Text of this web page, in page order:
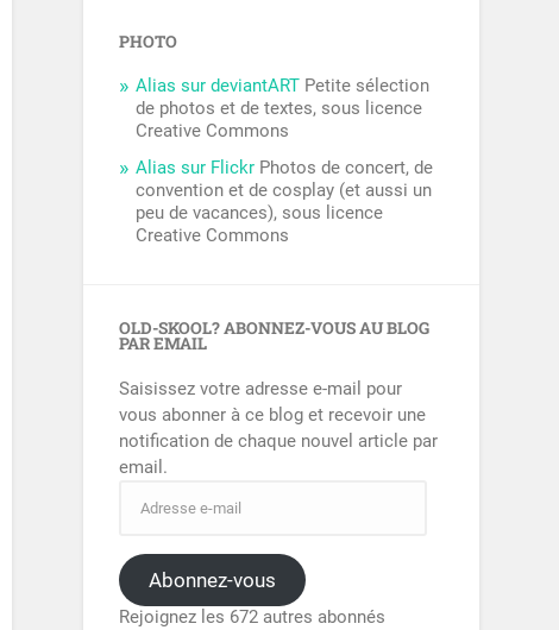
PHOTO
Alias sur deviantART Petite sélection
de photos et de textes, sous licence
Creative Commons
Alias sur Flickr Photos de concert, de
convention et de cosplay (et aussi un
peu de vacances), sous licence
Creative Commons
OLD-SKOOL? ABONNEZ-VOUS AU BLOG
PAR EMAIL
Saisissez votre adresse e-mail pour
vous abonner à ce blog et recevoir une
notification de chaque nouvel article par
email.
Abonnez-vous
Rejoignez les 672 autres abonnés